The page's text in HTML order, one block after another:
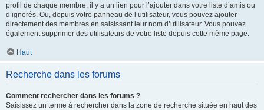
profil de chaque membre, il y a un lien pour l’ajouter dans votre liste d’amis ou
d’ignorés. Ou, depuis votre panneau de l’utilisateur, vous pouvez ajouter
directement des membres en saisissant leur nom d’utilisateur. Vous pouvez
également supprimer des utilisateurs de votre liste depuis cette même page.
Haut
Recherche dans les forums
Comment rechercher dans les forums ?
Saisissez un terme à rechercher dans la zone de recherche située en haut des